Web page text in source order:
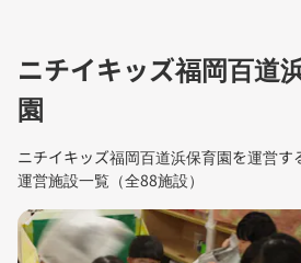
ニチイキッズ福岡百道
園
ニチイキッズ福岡百道浜保育園を運営す
運営施設一覧（全88施設）